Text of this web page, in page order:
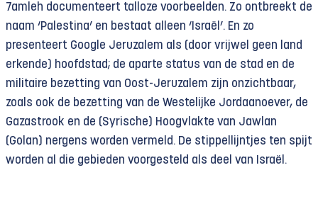
7amleh documenteert talloze voorbeelden. Zo ontbreekt de
naam ‘Palestina’ en bestaat alleen ‘Israël’. En zo
presenteert Google Jeruzalem als (door vrijwel geen land
erkende) hoofdstad; de aparte status van de stad en de
militaire bezetting van Oost-Jeruzalem zijn onzichtbaar,
zoals ook de bezetting van de Westelijke Jordaanoever, de
Gazastrook en de (Syrische) Hoogvlakte van Jawlan
(Golan) nergens worden vermeld. De stippellijntjes ten spijt
worden al die gebieden voorgesteld als deel van Israël.